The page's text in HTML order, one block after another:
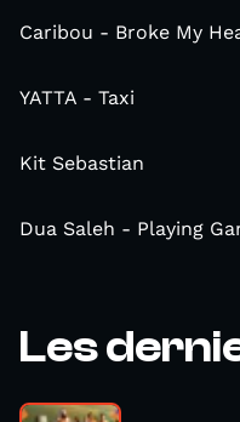
Caribou - Broke My
YATTA - Taxi
Kit Sebastian
Dua Saleh - Playing
Les